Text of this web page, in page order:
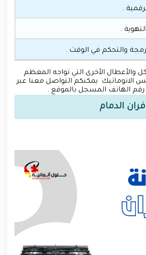
.
.
والتحكم في الوقت .
والأعطال الأخرى التي تواجه المعظم
الاتوماتيك يمكنكم التواصل معنا عبر
رقم الهاتف المسجل بالموقع .
الدمام